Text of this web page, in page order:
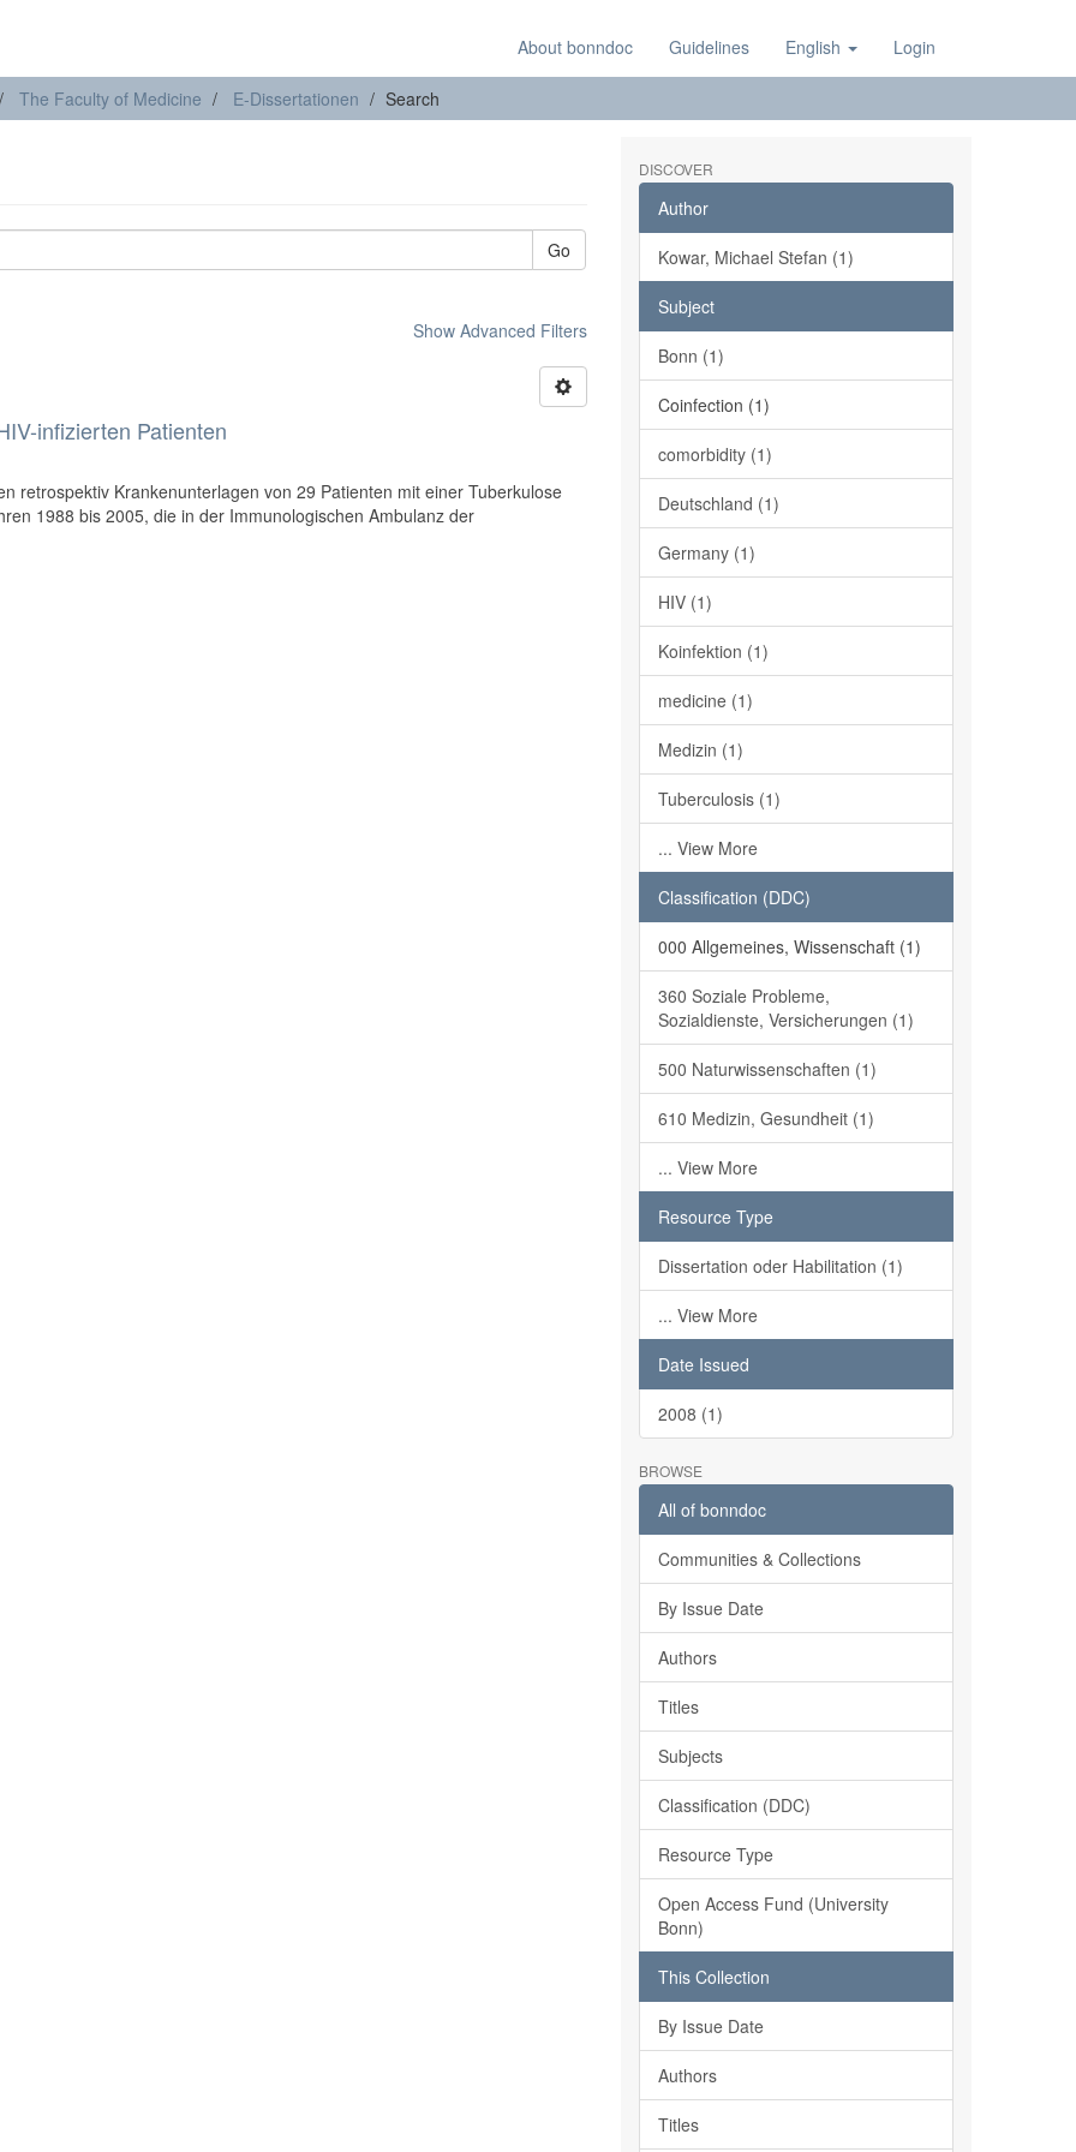
About bonndoc Guidelines English Login
The Faculty of Medicine E-Dissertationen Search
Go
Show Advanced Filters
infizierten Patienten
retrospektiv Krankenunterlagen von 29 Patienten mit einer Tuberkulose
1988 bis 2005, die in der Immunologischen Ambulanz der
DISCOVER
Author
Kowar, Michael Stefan (1)
Subject
Bonn (1)
Coinfection (1)
comorbidity (1)
Deutschland (1)
Germany (1)
HIV (1)
Koinfektion (1)
medicine (1)
Medizin (1)
Tuberculosis (1)
... View More
Classification (DDC)
000 Allgemeines, Wissenschaft (1)
360 Soziale Probleme,
Sozialdienste, Versicherungen (1)
500 Naturwissenschaften (1)
610 Medizin, Gesundheit (1)
... View More
Resource Type
Dissertation oder Habilitation (1)
... View More
Date Issued
2008 (1)
BROWSE
All of bonndoc
Communities & Collections
By Issue Date
Authors
Titles
Subjects
Classification (DDC)
Resource Type
Open Access Fund (University
Bonn)
This Collection
By Issue Date
Authors
Titles